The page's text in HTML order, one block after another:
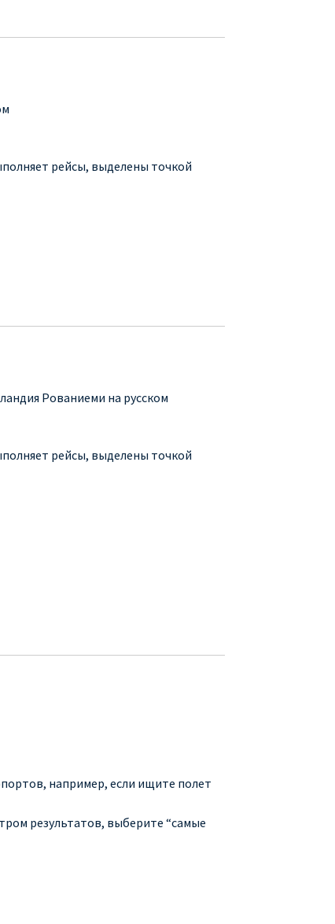
рейсы, выделены точкой
Рованиеми на русском
рейсы, выделены точкой
например, если ищите полет
результатов, выберите “самые